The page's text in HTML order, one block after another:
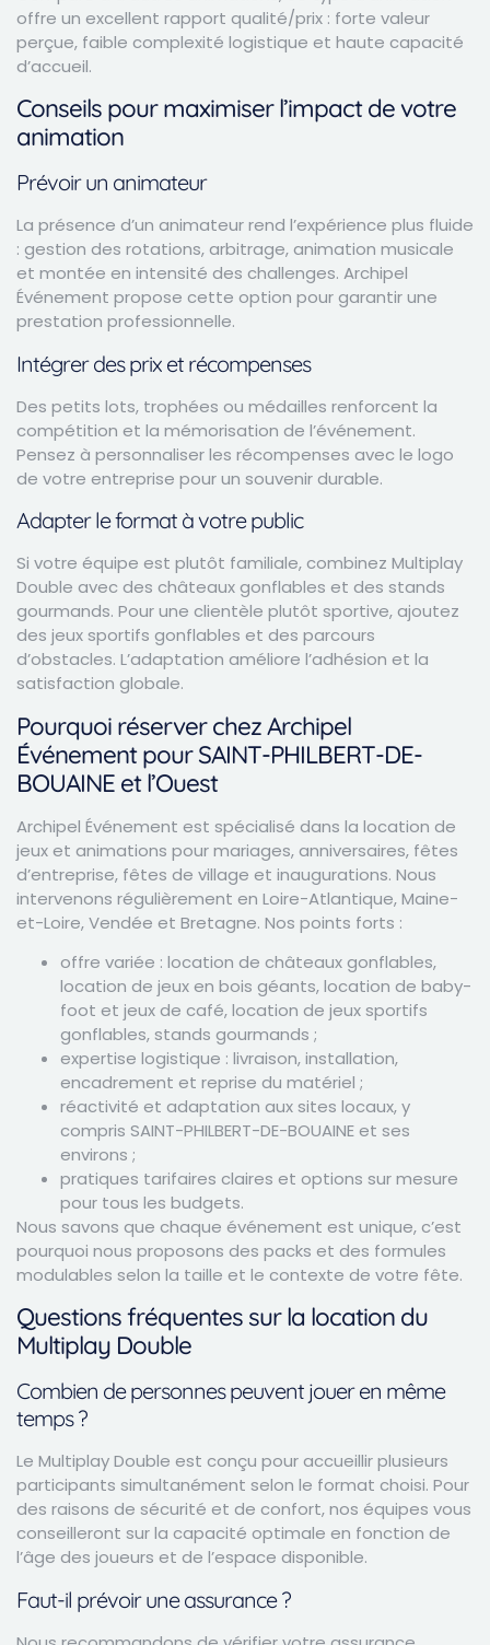
offre un excellent rapport qualité/prix : forte valeur
perçue, faible complexité logistique et haute capacité
d’accueil.
Conseils pour maximiser l’impact de votre
animation
Prévoir un animateur
La présence d’un animateur rend l’expérience plus fluide
: gestion des rotations, arbitrage, animation musicale
et montée en intensité des challenges. Archipel
Événement propose cette option pour garantir une
prestation professionnelle.
Intégrer des prix et récompenses
Des petits lots, trophées ou médailles renforcent la
compétition et la mémorisation de l’événement.
Pensez à personnaliser les récompenses avec le logo
de votre entreprise pour un souvenir durable.
Adapter le format à votre public
Si votre équipe est plutôt familiale, combinez Multiplay
Double avec des châteaux gonflables et des stands
gourmands. Pour une clientèle plutôt sportive, ajoutez
des jeux sportifs gonflables et des parcours
d’obstacles. L’adaptation améliore l’adhésion et la
satisfaction globale.
Pourquoi réserver chez Archipel
Événement pour SAINT-PHILBERT-DE-
BOUAINE et l’Ouest
Archipel Événement est spécialisé dans la location de
jeux et animations pour mariages, anniversaires, fêtes
d’entreprise, fêtes de village et inaugurations. Nous
intervenons régulièrement en Loire-Atlantique, Maine-
et-Loire, Vendée et Bretagne. Nos points forts :
offre variée : location de châteaux gonflables,
location de jeux en bois géants, location de baby-
foot et jeux de café, location de jeux sportifs
gonflables, stands gourmands ;
expertise logistique : livraison, installation,
encadrement et reprise du matériel ;
réactivité et adaptation aux sites locaux, y
compris SAINT-PHILBERT-DE-BOUAINE et ses
environs ;
pratiques tarifaires claires et options sur mesure
pour tous les budgets.
Nous savons que chaque événement est unique, c’est
pourquoi nous proposons des packs et des formules
modulables selon la taille et le contexte de votre fête.
Questions fréquentes sur la location du
Multiplay Double
Combien de personnes peuvent jouer en même
temps ?
Le Multiplay Double est conçu pour accueillir plusieurs
participants simultanément selon le format choisi. Pour
des raisons de sécurité et de confort, nos équipes vous
conseilleront sur la capacité optimale en fonction de
l’âge des joueurs et de l’espace disponible.
Faut-il prévoir une assurance ?